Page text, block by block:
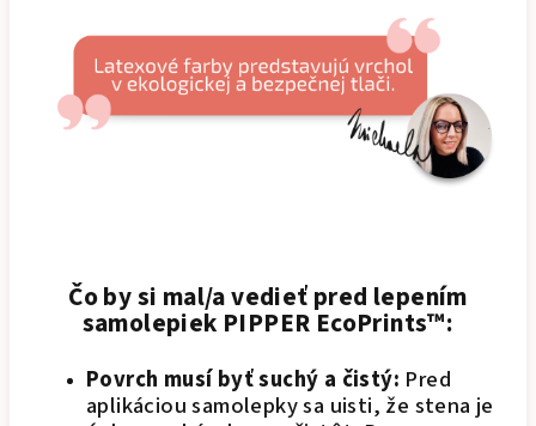
Čo by si mal/a vedieť pred lepením
samolepiek PIPPER EcoPrints™:
Povrch musí byť suchý a čistý: Pred
aplikáciou samolepky sa uisti, že stena je